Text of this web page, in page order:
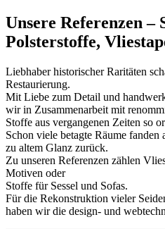
Unsere Referenzen –
Polsterstoffe,
Liebhaber historischer Raritäten
Restaurierung.
Mit Liebe zum Detail und
wir in Zusammenarbeit mit
Stoffe aus vergangenen Zeiten so
Schon viele betagte Räume
zu altem Glanz zurück.
Zu unseren Referenzen zählen
Motiven oder
Stoffe für Sessel und Sofas.
Für die Rekonstruktion vieler
haben wir die design- und